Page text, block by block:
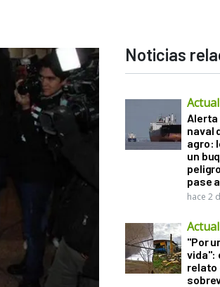
Noticias
naval
agro:
un
pase
hace 2
"Por
vida":
relato